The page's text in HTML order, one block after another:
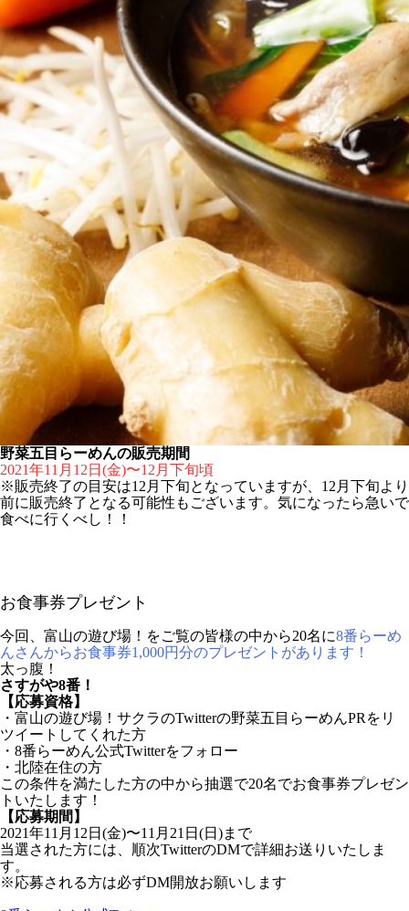
野菜五目らーめんの販売期間
2021年11月12日(金)〜12月下旬頃
※販売終了の目安は12月下旬となっていますが、12月下旬より
前に販売終了となる可能性もございます。気になったら急いで
食べに行くべし！！
お食事券プレゼント
今回、富山の遊び場！をご覧の皆様の中から20名に8番らーめ
んさんからお食事券1,000円分のプレゼントがあります！
太っ腹！
さすがや8番！
【応募資格】
・富山の遊び場！サクラのTwitterの野菜五目らーめんPRをリ
ツイートしてくれた方
・8番らーめん公式Twitterをフォロー
・北陸在住の方
この条件を満たした方の中から抽選で20名でお食事券プレゼン
トいたします！
【応募期間】
2021年11月12日(金)〜11月21日(日)まで
当選された方には、順次TwitterのDMで詳細お送りいたしま
す。
※応募される方は必ずDM開放お願いします